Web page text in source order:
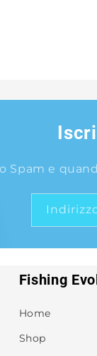
Spam e
Fishing
Home
Shop